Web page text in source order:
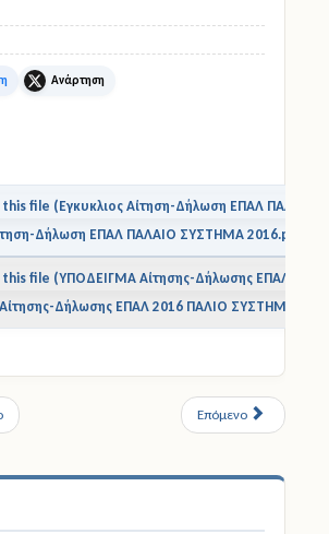
X
Δήλωση ΕΠΑΛ ΠΑΛΑΙΟ ΣΥΣΤΗΜΑ 2016.pdf
Δήλωσης ΕΠΑΛ 2016 ΠΑΛΙΟ ΣΥΣΤΗΜΑ.pdf
Επόμενο